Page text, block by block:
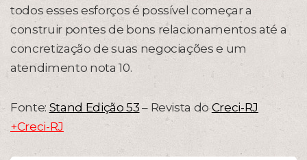
todos esses esforços é possível começar a
construir pontes de bons relacionamentos até a
concretização de suas negociações e um
atendimento nota 10.
Fonte: Stand Edição 53 – Revista doCreci-RJ
+Creci-RJ